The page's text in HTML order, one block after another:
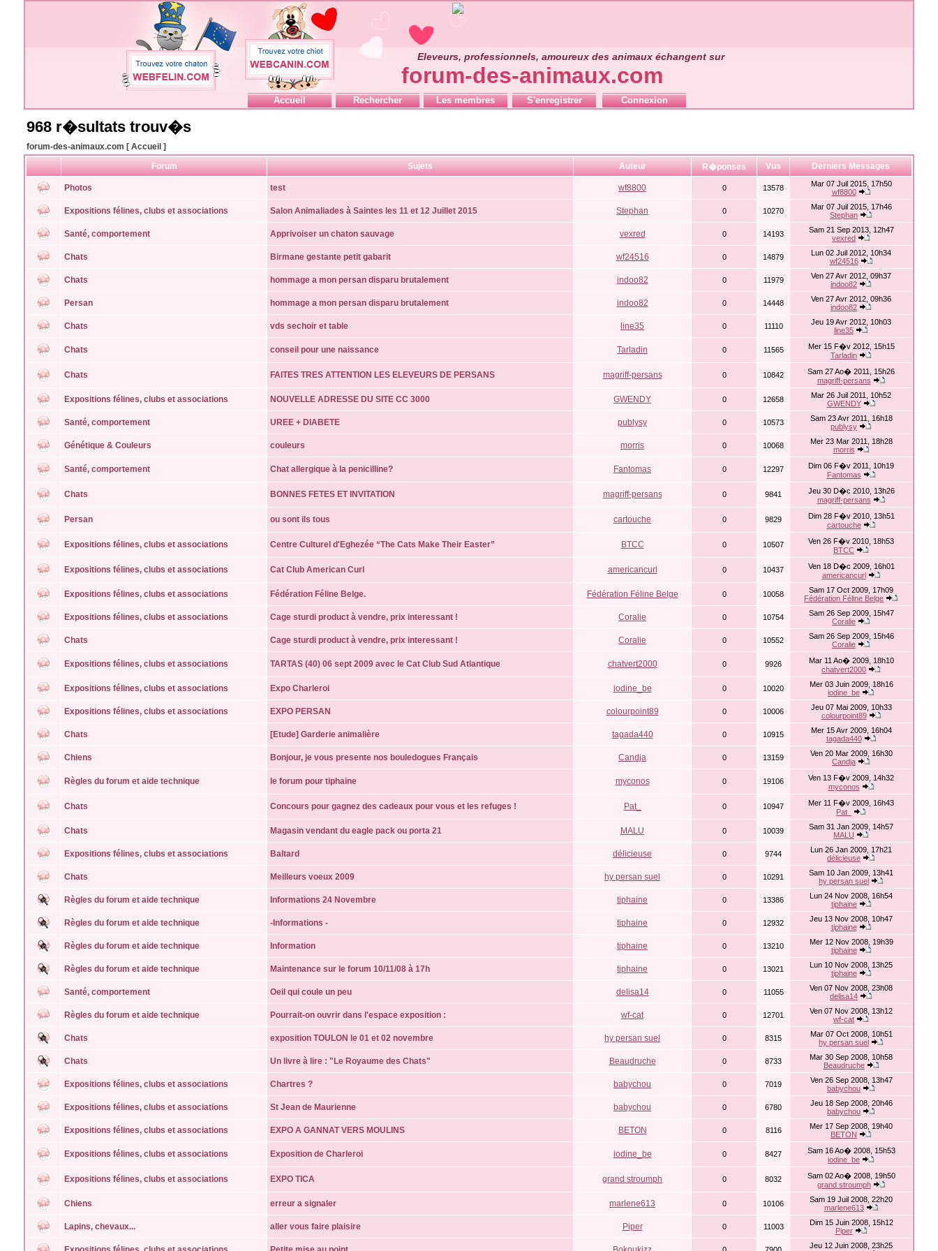
forum-des-animaux.com
Eleveurs, professionnels, amoureux des animaux échangent sur
Accueil Rechercher Les membres S'enregistrer Connexion
968 r�sultats trouv�s
forum-des-animaux.com [ Accueil ]
Forum
Sujets Auteur R�ponses Vus Derniers Messages
Photos test wf8800 0 13578
Mar 07 Juil 2015, 17h50
wf8800
Expositions félines, clubs et associations Salon Animaliades à Saintes les 11 et 12 Juillet 2015 Stephan 0 10270
Mar 07 Juil 2015, 17h46
Stephan
Santé, comportement Apprivoiser un chaton sauvage vexred 0 14193
Sam 21 Sep 2013, 12h47
vexred
Chats Birmane gestante petit gabarit wf24516 0 14879
Lun 02 Juil 2012, 10h34
wf24516
Chats hommage a mon persan disparu brutalement indoo82 0 11979
Ven 27 Avr 2012, 09h37
indoo82
Persan hommage a mon persan disparu brutalement indoo82 0 14448
Ven 27 Avr 2012, 09h36
indoo82
Chats vds sechoir et table line35 0 11110
Jeu 19 Avr 2012, 10h03
line35
Chats conseil pour une naissance Tarladin 0 11565
Mer 15 F�v 2012, 15h15
Tarladin
Chats FAITES TRES ATTENTION LES ELEVEURS DE PERSANS magriff-persans 0 10842
Sam 27 Ao� 2011, 15h26
magriff-persans
Expositions félines, clubs et associations NOUVELLE ADRESSE DU SITE CC 3000 GWENDY 0 12658
Mar 26 Juil 2011, 10h52
GWENDY
Santé, comportement UREE + DIABETE publysy 0 10573
Sam 23 Avr 2011, 16h18
publysy
Génétique & Couleurs couleurs morris 0 10068
Mer 23 Mar 2011, 18h28
morris
Santé, comportement Chat allergique à la penicilline? Fantomas 0 12297
Dim 06 F�v 2011, 10h19
Fantomas
Chats BONNES FETES ET INVITATION magriff-persans 0 9841
Jeu 30 D�c 2010, 13h26
magriff-persans
Persan ou sont ils tous cartouche 0 9829
Dim 28 F�v 2010, 13h51
cartouche
Expositions félines, clubs et associations Centre Culturel d'Eghezée “The Cats Make Their Easter” BTCC 0 10507
Ven 26 F�v 2010, 18h53
BTCC
Expositions félines, clubs et associations Cat Club American Curl americancurl 0 10437
Ven 18 D�c 2009, 16h01
americancurl
Expositions félines, clubs et associations Fédération Féline Belge. Fédération Féline Belge 0 10058
Sam 17 Oct 2009, 17h09
Fédération Féline Belge
Expositions félines, clubs et associations Cage sturdi product à vendre, prix interessant ! Coralie 0 10754
Sam 26 Sep 2009, 15h47
Coralie
Chats Cage sturdi product à vendre, prix interessant ! Coralie 0 10552
Sam 26 Sep 2009, 15h46
Coralie
Expositions félines, clubs et associations TARTAS (40) 06 sept 2009 avec le Cat Club Sud Atlantique chatvert2000 0 9926
Mar 11 Ao� 2009, 18h10
chatvert2000
Expositions félines, clubs et associations Expo Charleroi iodine_be 0 10020
Mer 03 Juin 2009, 18h16
iodine_be
Expositions félines, clubs et associations EXPO PERSAN colourpoint89 0 10006
Jeu 07 Mai 2009, 10h33
colourpoint89
Chats [Etude] Garderie animalière tagada440 0 10915
Mer 15 Avr 2009, 16h04
tagada440
Chiens Bonjour, je vous presente nos bouledogues Français Candja 0 13159
Ven 20 Mar 2009, 16h30
Candja
Règles du forum et aide technique le forum pour tiphaine myconos 0 19106
Ven 13 F�v 2009, 14h32
myconos
Chats Concours pour gagnez des cadeaux pour vous et les refuges ! Pat_ 0 10947
Mer 11 F�v 2009, 16h43
Pat_
Chats Magasin vendant du eagle pack ou porta 21 MALU 0 10039
Sam 31 Jan 2009, 14h57
MALU
Expositions félines, clubs et associations Baltard délicieuse 0 9744
Lun 26 Jan 2009, 17h21
délicieuse
Chats Meilleurs voeux 2009 hy persan suel 0 10291
Sam 10 Jan 2009, 13h41
hy persan suel
Règles du forum et aide technique Informations 24 Novembre tiphaine 0 13386
Lun 24 Nov 2008, 16h54
tiphaine
Règles du forum et aide technique -Informations - tiphaine 0 12932
Jeu 13 Nov 2008, 10h47
tiphaine
Règles du forum et aide technique Information tiphaine 0 13210
Mer 12 Nov 2008, 19h39
tiphaine
Règles du forum et aide technique Maintenance sur le forum 10/11/08 à 17h tiphaine 0 13021
Lun 10 Nov 2008, 13h25
tiphaine
Santé, comportement Oeil qui coule un peu delisa14 0 11055
Ven 07 Nov 2008, 23h08
delisa14
Règles du forum et aide technique Pourrait-on ouvrir dans l'espace exposition : wf-cat 0 12701
Ven 07 Nov 2008, 13h12
wf-cat
Chats exposition TOULON le 01 et 02 novembre hy persan suel 0 8315
Mar 07 Oct 2008, 10h51
hy persan suel
Chats Un livre à lire : "Le Royaume des Chats" Beaudruche 0 8733
Mar 30 Sep 2008, 10h58
Beaudruche
Expositions félines, clubs et associations Chartres ? babychou 0 7019
Ven 26 Sep 2008, 13h47
babychou
Expositions félines, clubs et associations St Jean de Maurienne babychou 0 6780
Jeu 18 Sep 2008, 20h46
babychou
Expositions félines, clubs et associations EXPO A GANNAT VERS MOULINS BETON 0 8116
Mer 17 Sep 2008, 19h40
BETON
Expositions félines, clubs et associations Exposition de Charleroi iodine_be 0 8427
Sam 16 Ao� 2008, 15h53
iodine_be
Expositions félines, clubs et associations EXPO TICA grand stroumph 0 8032
Sam 02 Ao� 2008, 19h50
grand stroumph
Chiens erreur a signaler marlene613 0 10106
Sam 19 Juil 2008, 22h20
marlene613
Lapins, chevaux... aller vous faire plaisire Piper 0 11003
Dim 15 Juin 2008, 15h12
Piper
Jeu 12 Juin 2008, 23h25